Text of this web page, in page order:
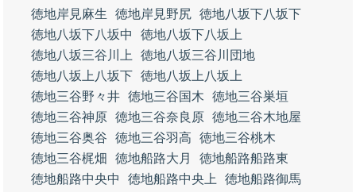
徳地岸見麻生
徳地岸見野尻 徳地八坂下八坂下
徳地八坂下八坂中
徳地八坂下八坂上
徳地八坂三谷川上
徳地八坂三谷川団地
徳地八坂上八坂下 徳地八坂上八坂上
徳地三谷野々井 徳地三谷国木
徳地三谷巣垣
徳地三谷神原 徳地三谷奈良原 徳地三谷木地屋
徳地三谷奥谷
徳地三谷羽高
徳地三谷桃木
徳地三谷梶畑
徳地船路大月
徳地船路船路東
徳地船路中央中
徳地船路中央上
徳地船路御馬